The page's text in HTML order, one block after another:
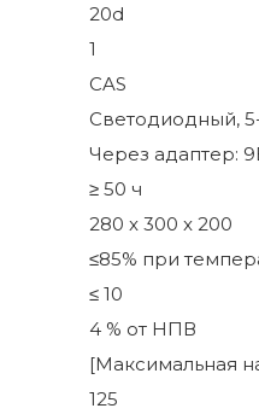
20d
1
CAS
Светодиодный,
Через адаптер:
≥ 50 ч
280 x 300 x 200
≤85% при
≤ 10
4 % от НПВ
[Максимальная
125